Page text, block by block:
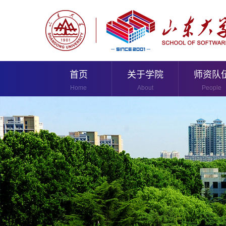
首页
Home
关于学院
About
师资队
People